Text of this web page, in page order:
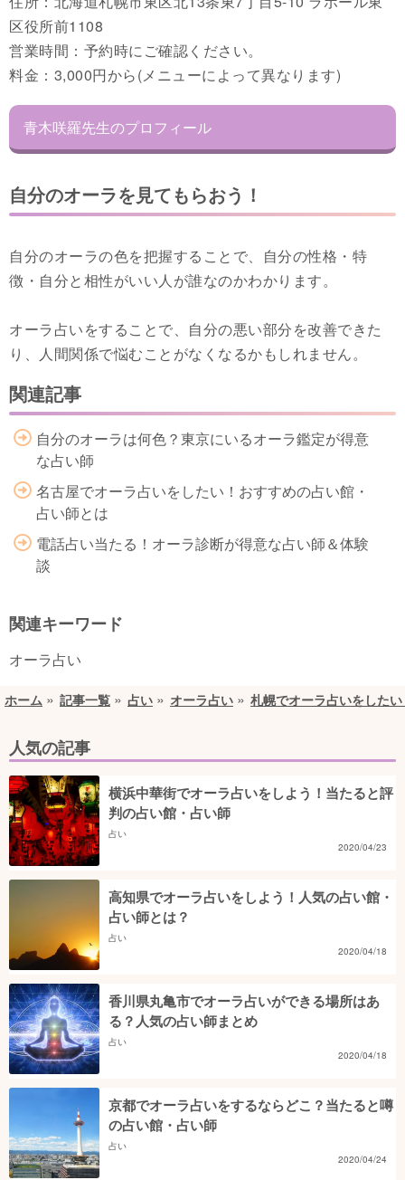
区役所前1108
営業時間：予約時にご確認ください。
料金：3,000円から(メニューによって異なります)
青木咲羅先生のプロフィール
自分のオーラを見てもらおう！
自分のオーラの色を把握することで、自分の性格・特
徴・自分と相性がいい人が誰なのかわかります。
オーラ占いをすることで、自分の悪い部分を改善できた
り、人間関係で悩むことがなくなるかもしれません。
関連記事
自分のオーラは何色？東京にいるオーラ鑑定が得意
な占い師
名古屋でオーラ占いをしたい！おすすめの占い館・
占い師とは
電話占い当たる！オーラ診断が得意な占い師＆体験
談
関連キーワード
オーラ占い
ホーム 記事一覧 占い オーラ占い 札幌でオーラ占いをした
人気の記事
横浜中華街でオーラ占いをしよう！当たると評
判の占い館・占い師
占い
2020/04/23
高知県でオーラ占いをしよう！人気の占い館・
占い師とは？
占い
2020/04/18
香川県丸亀市でオーラ占いができる場所はあ
る？人気の占い師まとめ
占い
2020/04/18
京都でオーラ占いをするならどこ？当たると噂
の占い館・占い師
占い
2020/04/24